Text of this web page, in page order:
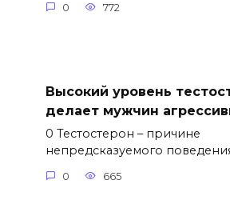
0 772
Высокий уровень
делает мужчин
0 Тестостерон – причине
непредсказуемого
0 665